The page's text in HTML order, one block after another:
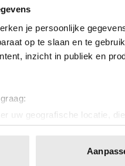
je persoonlijke
op te slaan en te
inzicht in publiek en
uw geografische locatie,
het actief te scannen
of intrekken in de